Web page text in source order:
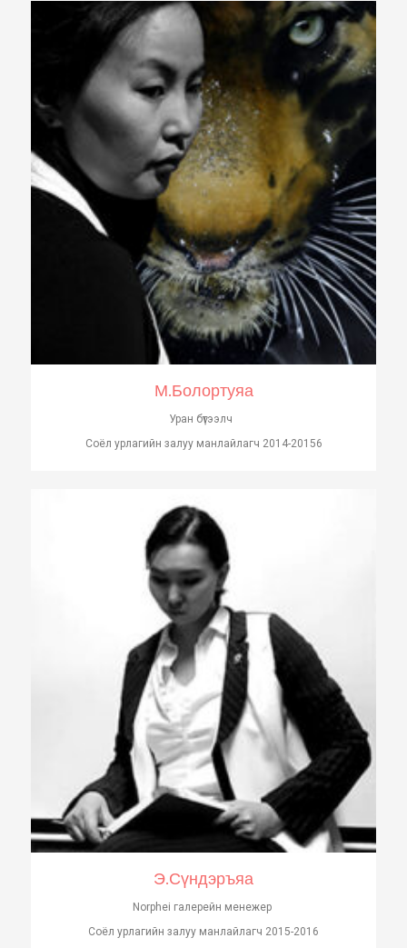
М.Болортуяа
Уран бүтээлч
Соёл урлагийн залуу манлайлагч 2014-20156
Э.Сүндэръяа
Norphei галерейн менежер
Соёл урлагийн залуу манлайлагч 2015-2016